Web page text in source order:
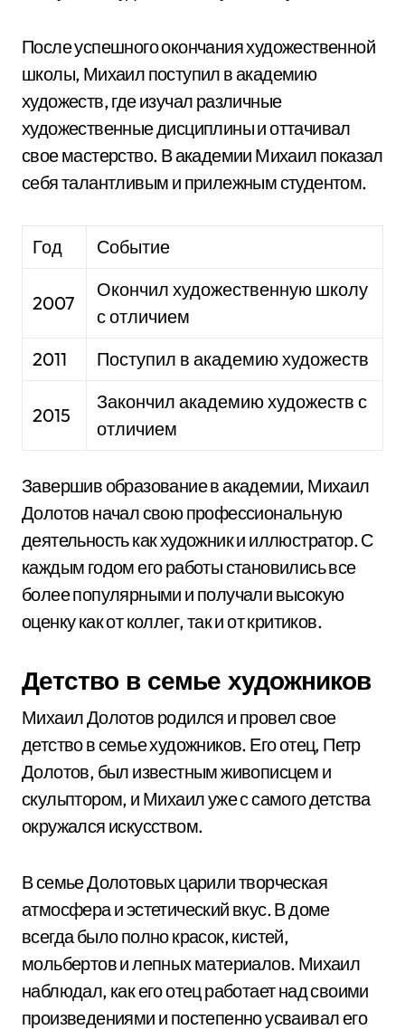
После успешного окончания художественной
школы, Михаил поступил в академию
художеств, где изучал различные
художественные дисциплины и оттачивал
свое мастерство. В академии Михаил показал
себя талантливым и прилежным студентом.
Год Событие
2007
Окончил художественную школу
с отличием
2011
Поступил в академию художеств
2015
Закончил академию художеств с
отличием
Завершив образование в академии, Михаил
Долотов начал свою профессиональную
деятельность как художник и иллюстратор. С
каждым годом его работы становились все
более популярными и получали высокую
оценку как от коллег, так и от критиков.
Детство в семье художников
Михаил Долотов родился и провел свое
детство в семье художников. Его отец, Петр
Долотов, был известным живописцем и
скульптором, и Михаил уже с самого детства
окружался искусством.
В семье Долотовых царили творческая
атмосфера и эстетический вкус. В доме
всегда было полно красок, кистей,
мольбертов и лепных материалов. Михаил
наблюдал, как его отец работает над своими
произведениями и постепенно усваивал его